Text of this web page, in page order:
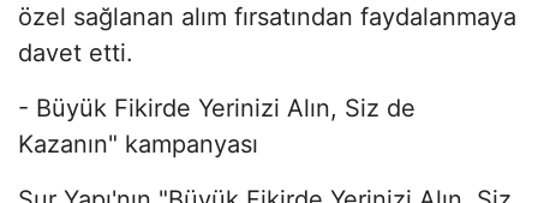
özel sağlanan alım fırsatından faydalanmaya
davet etti.
- Büyük Fikirde Yerinizi Alın, Siz de
Kazanın" kampanyası